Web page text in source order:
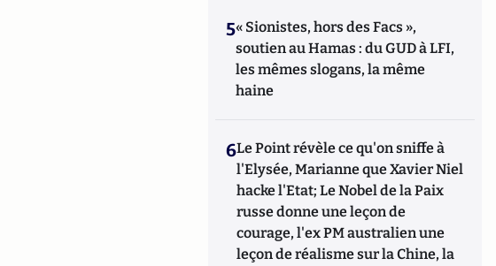
5« Sionistes, hors des Facs »,
soutien au Hamas : du GUD à LFI,
les mêmes slogans, la même
haine
6Le Point révèle ce qu'on sniffe à
l'Elysée, Marianne que Xavier Niel
hacke l'Etat; Le Nobel de la Paix
russe donne une leçon de
courage, l'ex PM australien une
leçon de réalisme sur la Chine, la